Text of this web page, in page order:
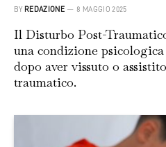
BY REDAZIONE 8 MAGGIO 2025
Il Disturbo Post-
una condizione
dopo aver vissuto o
traumatico.